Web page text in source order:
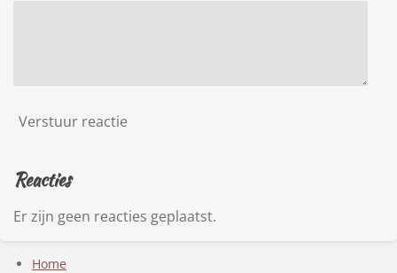
Verstuur reactie
Reacties
Er zijn geen reacties geplaatst.
Home